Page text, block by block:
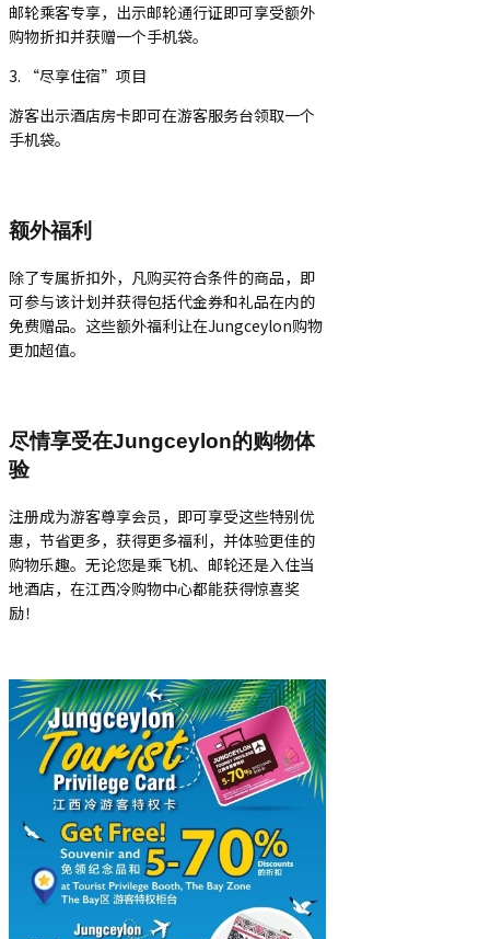
邮轮乘客专享，出示邮轮通行证即可享受额外
购物折扣并获赠一个手机袋。
3. “尽享住宿”项目
游客出示酒店房卡即可在游客服务台领取一个
手机袋。
额外福利
除了专属折扣外，凡购买符合条件的商品，即
可参与该计划并获得包括代金券和礼品在内的
免费赠品。这些额外福利让在Jungceylon购物
更加超值。
尽情享受在Jungceylon的购物体
验
注册成为游客尊享会员，即可享受这些特别优
惠，节省更多，获得更多福利，并体验更佳的
购物乐趣。无论您是乘飞机、邮轮还是入住当
地酒店，在江西冷购物中心都能获得惊喜奖
励！